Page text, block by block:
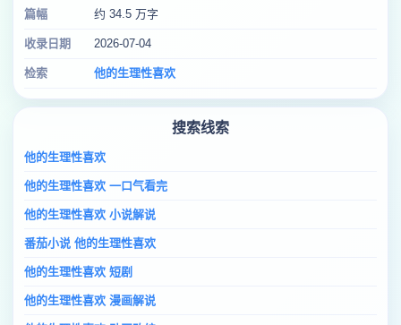
篇幅 约 34.5 万字
收录日期 2026-07-04
检索 他的生理性喜欢
搜索线索
他的生理性喜欢
他的生理性喜欢 一口气看完
他的生理性喜欢 小说解说
番茄小说 他的生理性喜欢
他的生理性喜欢 短剧
他的生理性喜欢 漫画解说